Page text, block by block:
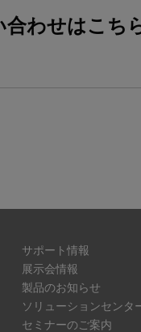
合わせはこち
サポート情報
展示会情報
製品のお知らせ
ソリューションセンタ
セミナーのご案内